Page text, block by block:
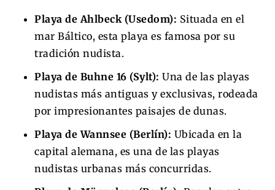
Playa de Ahlbeck (Usedom): Situada en el
mar Báltico, esta playa es famosa por su
tradición nudista.
Playa de Buhne 16 (Sylt): Una de las playas
nudistas más antiguas y exclusivas, rodeada
por impresionantes paisajes de dunas.
Playa de Wannsee (Berlín): Ubicada en la
capital alemana, es una de las playas
nudistas urbanas más concurridas.